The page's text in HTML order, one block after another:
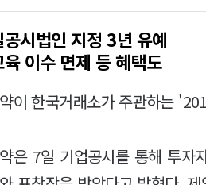
시법인 지정 3년 유예
이수 면제 등 혜택도
이 한국거래소가 주관하는
은 7일 기업공시를 통해 투